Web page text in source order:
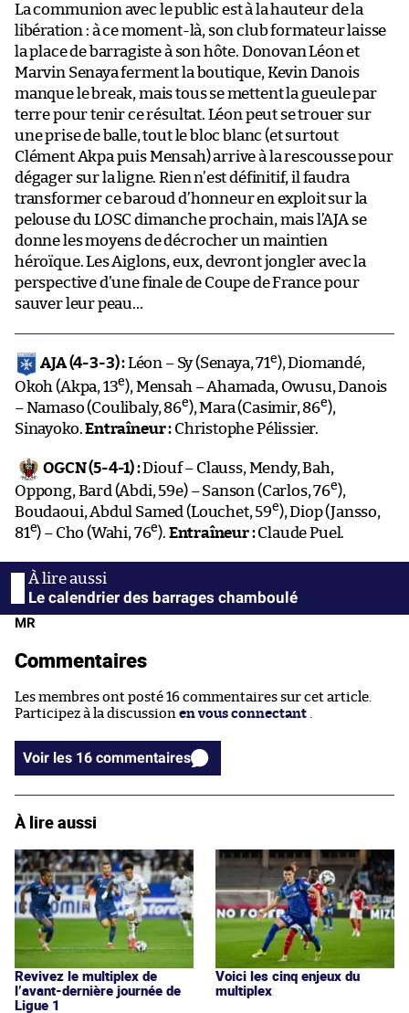
La communion avec le public est à la hauteur de la
libération : à ce moment-là, son club formateur laisse
la place de barragiste à son hôte. Donovan Léon et
Marvin Senaya ferment la boutique, Kevin Danois
manque le break, mais tous se mettent la gueule par
terre pour tenir ce résultat. Léon peut se trouer sur
une prise de balle, tout le bloc blanc (et surtout
Clément Akpa puis Mensah) arrive à la rescousse pour
dégager sur la ligne. Rien n’est définitif, il faudra
transformer ce baroud d’honneur en exploit sur la
pelouse du LOSC dimanche prochain, mais l’AJA se
donne les moyens de décrocher un maintien
héroïque. Les Aiglons, eux, devront jongler avec la
perspective d’une finale de Coupe de France pour
sauver leur peau…
AJA (4-3-3) :Léon – Sy (Senaya, 71e), Diomandé,
Okoh (Akpa, 13e), Mensah – Ahamada, Owusu, Danois
– Namaso (Coulibaly, 86e), Mara (Casimir, 86e),
Sinayoko.Entraîneur : Christophe Pélissier.
OGCN (5-4-1) :Diouf – Clauss, Mendy, Bah,
Oppong, Bard (Abdi, 59e) – Sanson (Carlos, 76e),
Boudaoui, Abdul Samed (Louchet, 59e), Diop (Jansso,
81e) – Cho (Wahi, 76e). Entraîneur :Claude Puel.
Le calendrier des barrages chamboulé
MR
Commentaires
Les membres ont posté 16 commentaires sur cet article.
Participez à la discussion en vous connectant .
Voir les 16 commentaires
À lire aussi
Revivez le multiplex de
l’avant-dernière journée de
Ligue 1
Voici les cinq enjeux du
multiplex